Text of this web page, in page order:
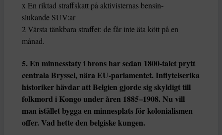
x En riktad straffskatt på aktivisternas bensin-
slukande SUV:ar
2 Värsta tänkbara straffet: de får inte äta kött på en
månad.
5. En minnesstaty i brons har sedan 1800-talet prytt
centrala Bryssel, nära EU-parlamentet. Inflytelserika
historiker hävdar att Belgien gjorde sig skyldigt till
folkmord i Kongo under åren 1885–1908. Nu vill
man istället bygga en minnesplats för kolonialismen
offer. Vad hette den belgiske kungen.